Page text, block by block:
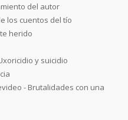
del autor
los cuentos del tío
herido
y suicidio
- Brutalidades con una